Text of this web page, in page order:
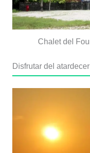
Chalet del
Disfrutar del